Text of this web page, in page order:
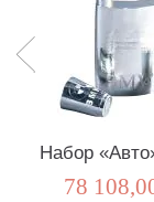
Набор
78